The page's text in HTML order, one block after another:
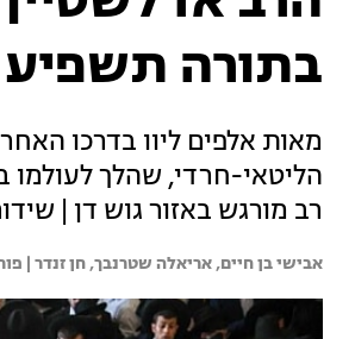
בתורה
מאות אלפים ליוו בדרכו
רב מורגש באזור גוש דן |
אבישי בן חיים, אריאלה שטרנבך, חן זנדר |